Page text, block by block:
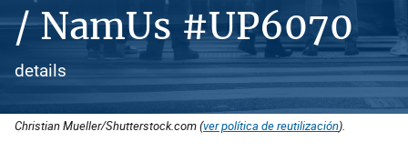
/ NamUs #UP6070
details
Christian Mueller/Shutterstock.com (ver política de reutilización).